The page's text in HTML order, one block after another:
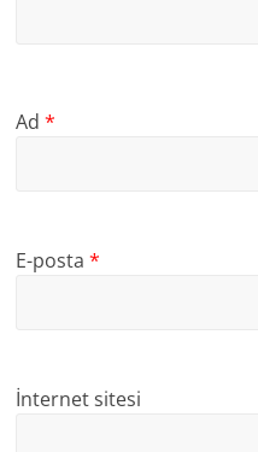
Ad*
E-posta*
İnternet sitesi